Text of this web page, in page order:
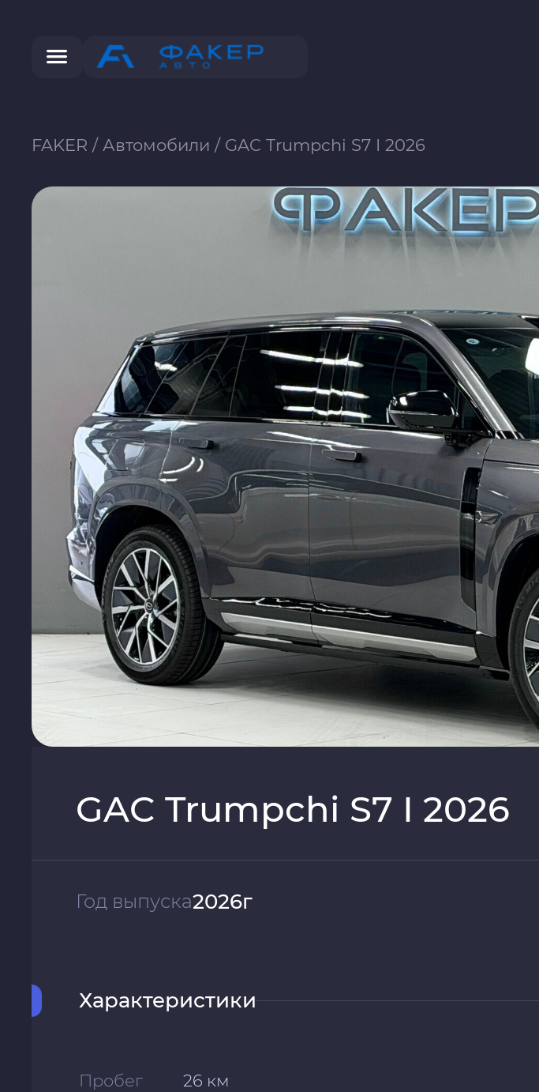
FAKER / Автомобили / GAC Trumpchi S7 I 2026
GAC Trumpchi S7 I 2026
Год выпуска2026г
Характеристики
Пробег
26 км